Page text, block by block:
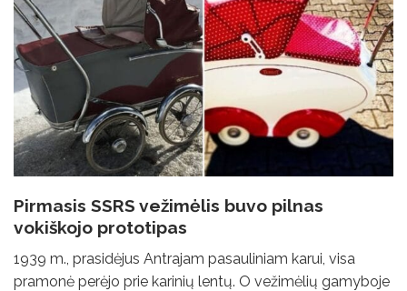
Pirmasis SSRS vežimėlis buvo pilnas
vokiškojo prototipas
1939 m., prasidėjus Antrajam pasauliniam karui, visa
pramonė perėjo prie karinių lentų. O vežimėlių gamyboje